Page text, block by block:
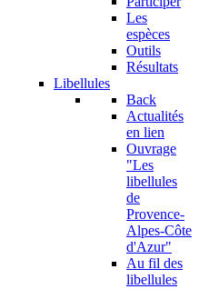
Les
espèces
Outils
Résultats
Libellules
Back
Actualités
en lien
Ouvrage
"Les
libellules
de
Provence-
Alpes-Côte
d'Azur"
Au fil des
libellules